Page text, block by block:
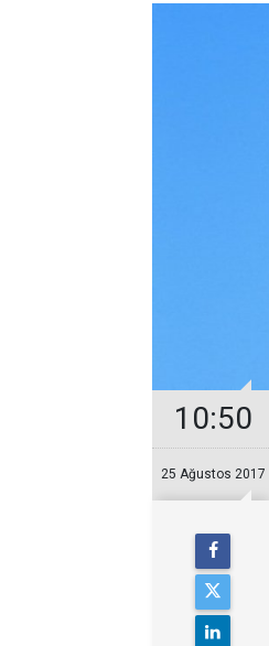
10:50
25 Ağustos 2017